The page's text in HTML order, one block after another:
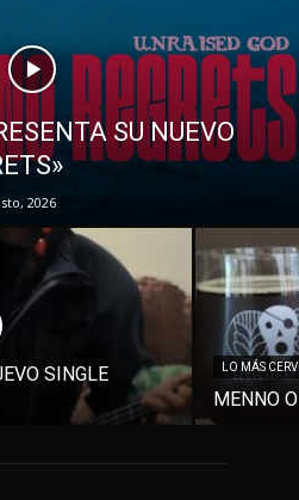
SU NUEVO
2026
SINGLE
LO MÁS
MENNO